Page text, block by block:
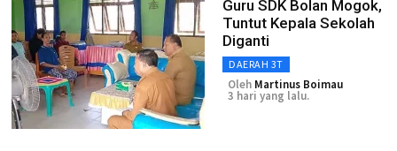
Guru SDK Bolan Mogok,
Tuntut Kepala Sekolah
Diganti
DAERAH 3T
Oleh Martinus Boimau
3 hari yang lalu.